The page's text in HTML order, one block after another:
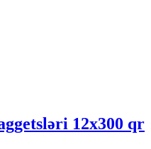
12x300 qr